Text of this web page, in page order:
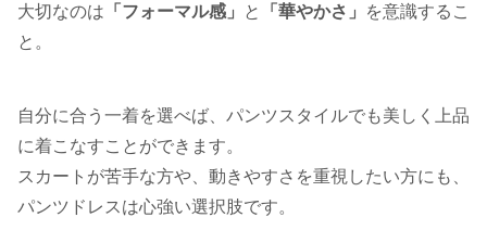
大切なのは 「フォーマル感」 と 「華やかさ」
を意識するこ
と。
自分に合う一着を選べば、パンツスタイルでも美しく上品
に着こなすことができます。
スカートが苦手な方や、動きやすさを重視したい方にも、
パンツドレスは心強い選択肢です。